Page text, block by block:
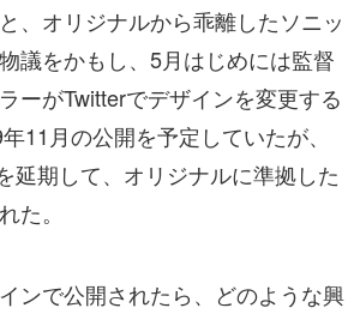
、オリジナルから乖離したソニッ
議をかもし、5月はじめには監督
ーがTwitterでデザインを変更する
11月の公開を予定していたが、
延期して、オリジナルに準拠した
た。
ンで公開されたら、どのような興